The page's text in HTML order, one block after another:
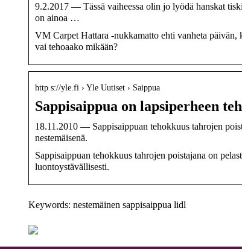
9.2.2017 — Tässä vaiheessa olin jo lyödä hanskat
on ainoa …
VM Carpet Hattara -nukkamatto ehti vanheta päivän,
vai tehoaako mikään?
http s://yle.fi › Yle Uutiset › Saippua
Sappisaippua on lapsiperheen
18.11.2010 — Sappisaippuan tehokkuus tahrojen
nestemäisenä.
Sappisaippuan tehokkuus tahrojen poistajana on
luontoystävällisesti.
Keywords: nestemäinen sappisaippua lidl